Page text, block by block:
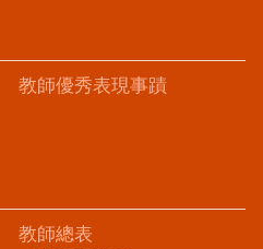
教師優秀表現事蹟
教師總表